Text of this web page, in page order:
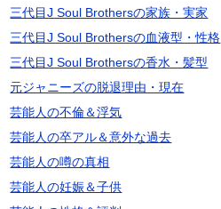
三代目J Soul Brothersの家族・実家
三代目J Soul Brothersの血液型・性格
三代目J Soul Brothersの香水・髪型
元ジャニーズの脱退理由・現在
芸能人の不倫＆浮気
芸能人の卒アル＆意外な過去
芸能人の噂の真相
芸能人の妊娠＆子供